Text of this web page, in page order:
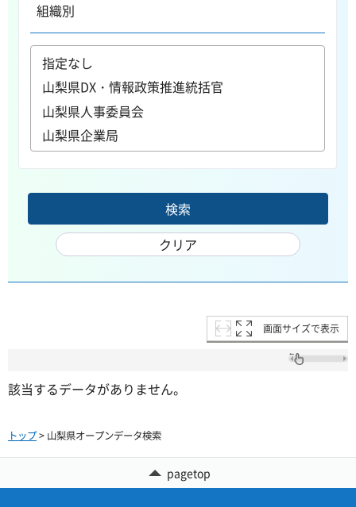
組織別
画面サイズで表示
該当するデータがありません。
トップ> 山梨県オープンデータ検索
pagetop